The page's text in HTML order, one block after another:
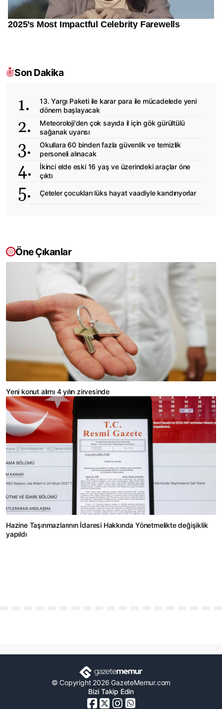
Son Dakika
13. Yargı Paketi ile karar para ile mücadelede yeni
dönem başlayacak
Meteoroloji'den çok sayıda il için gök gürültülü
sağanak uyarısı
Okullara 60 binden fazla güvenlik ve temizlik
personeli alınacak
İkinci elde eski 16 yaş ve üzerindeki araçlar öne
çıktı
Çeteler çocukları lüks hayat vaadiyle kandırıyorlar
Öne Çıkanlar
Yeni konut alımı 4 yılın zirvesinde
Hazine Taşınmazlarının İdaresi Hakkında Yönetmelikte değişiklik
yapıldı
© Copyright 2026 GazeteMemur.com
Bizi Takip Edin